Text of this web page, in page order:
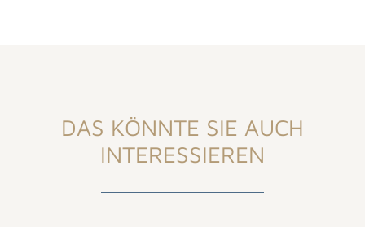
DAS KÖNNTE SIE AUCH
INTERESSIEREN